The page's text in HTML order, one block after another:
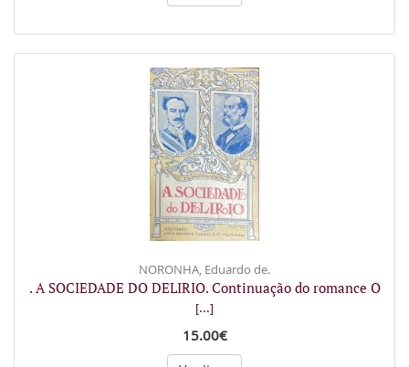
NORONHA, Eduardo de.
. A SOCIEDADE DO DELIRIO. Continuação do romance O
[...]
15.00€